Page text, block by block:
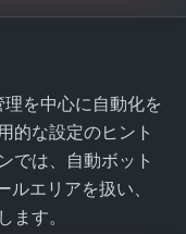
を中心に自動化を
的な設定のヒント
では、自動ボット
エリアを扱い、
ます。